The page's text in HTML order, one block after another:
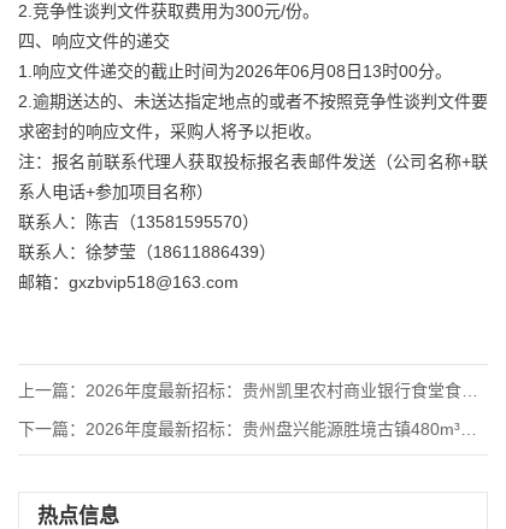
2.竞争性谈判文件获取费用为300元/份。
四、响应文件的递交
1.响应文件递交的截止时间为2026年06月08日13时00分。
2.逾期送达的、未送达指定地点的或者不按照竞争性谈判文件要
求密封的响应文件，采购人将予以拒收。
注：报名前联系代理人获取投标报名表邮件发送（公司名称+联
系人电话+参加项目名称）
联系人：陈吉（13581595570）
联系人：徐梦莹（18611886439）
邮箱：gxzbvip518@163.com
上一篇： 2026年度最新招标：贵州凯里农村商业银行食堂食品配送项目竞
下一篇： 2026年度最新招标：贵州盘兴能源胜境古镇480m³污水处理
热点信息